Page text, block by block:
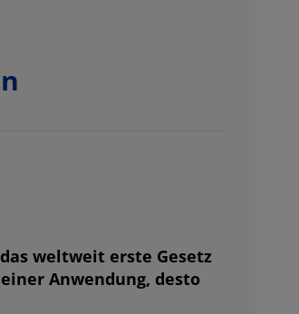
weltweit erste Gesetz
Anwendung, desto